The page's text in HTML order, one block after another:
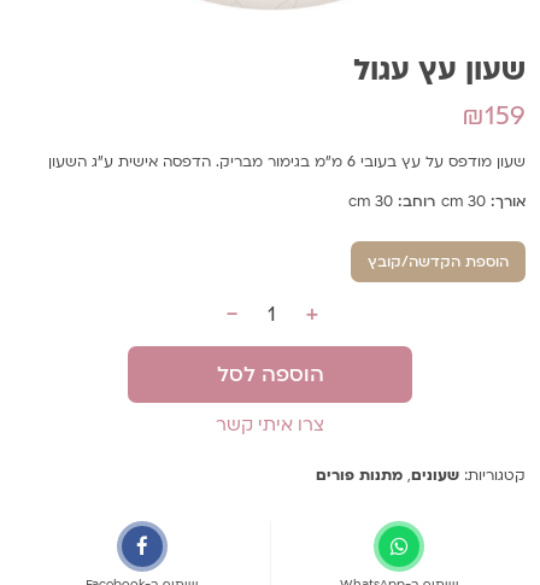
שעון עץ עגול
₪159
שעון מודפס על עץ בעובי 6 מ"מ בגימור מבריק. הדפסה אישית ע"ג השעון
אורך: 30 cm רוחב: 30 cm
הוספת הקדשה/קובץ
כמות +
-
הוספה לסל
צרו איתי קשר
קטגוריות: שעונים, מתנות פורים